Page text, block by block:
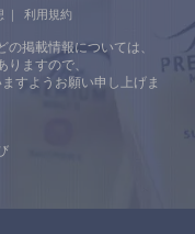
利用規約
掲載情報については、
ますので、
すようお願い申し上げま